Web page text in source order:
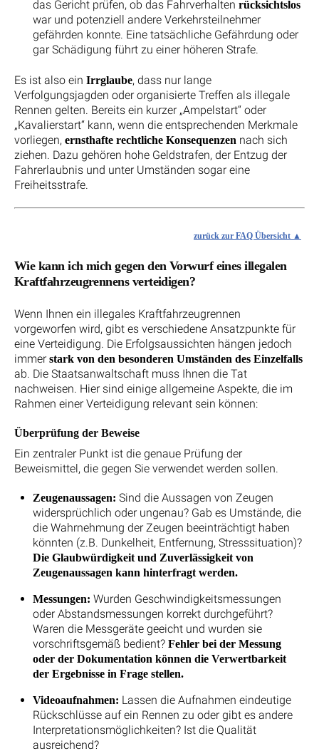
das Gericht prüfen, ob das Fahrverhalten rücksichtslos
war und potenziell andere Verkehrsteilnehmer
gefährden konnte. Eine tatsächliche Gefährdung oder
gar Schädigung führt zu einer höheren Strafe.
Es ist also ein Irrglaube, dass nur lange
Verfolgungsjagden oder organisierte Treffen als illegale
Rennen gelten. Bereits ein kurzer „Ampelstart“ oder
„Kavalierstart“ kann, wenn die entsprechenden Merkmale
vorliegen, ernsthafte rechtliche Konsequenzen nach sich
ziehen. Dazu gehören hohe Geldstrafen, der Entzug der
Fahrerlaubnis und unter Umständen sogar eine
Freiheitsstrafe.
zurück zur FAQ Übersicht
Wie kann ich mich gegen den Vorwurf eines illegalen
Kraftfahrzeugrennens verteidigen?
Wenn Ihnen ein illegales Kraftfahrzeugrennen
vorgeworfen wird, gibt es verschiedene Ansatzpunkte für
eine Verteidigung. Die Erfolgsaussichten hängen jedoch
immer stark von den besonderen Umständen des Einzelfalls
ab. Die Staatsanwaltschaft muss Ihnen die Tat
nachweisen. Hier sind einige allgemeine Aspekte, die im
Rahmen einer Verteidigung relevant sein können:
Überprüfung der Beweise
Ein zentraler Punkt ist die genaue Prüfung der
Beweismittel, die gegen Sie verwendet werden sollen.
Zeugenaussagen: Sind die Aussagen von Zeugen
widersprüchlich oder ungenau? Gab es Umstände, die
die Wahrnehmung der Zeugen beeinträchtigt haben
könnten (z.B. Dunkelheit, Entfernung, Stresssituation)?
Die Glaubwürdigkeit und Zuverlässigkeit von
Zeugenaussagen kann hinterfragt werden.
Messungen: Wurden Geschwindigkeitsmessungen
oder Abstandsmessungen korrekt durchgeführt?
Waren die Messgeräte geeicht und wurden sie
vorschriftsgemäß bedient? Fehler bei der Messung
oder der Dokumentation können die Verwertbarkeit
der Ergebnisse in Frage stellen.
Videoaufnahmen: Lassen die Aufnahmen eindeutige
Rückschlüsse auf ein Rennen zu oder gibt es andere
Interpretationsmöglichkeiten? Ist die Qualität
ausreichend?